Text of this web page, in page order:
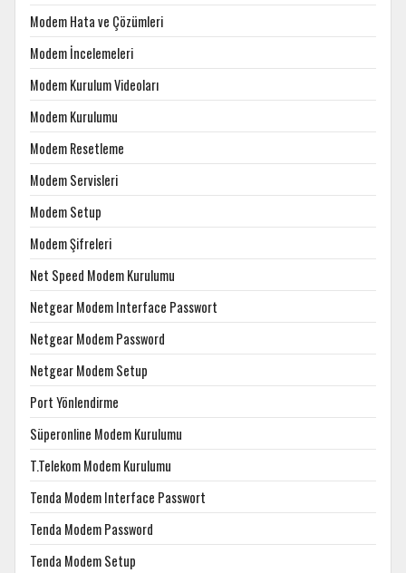
Modem Hata ve Çözümleri
Modem İncelemeleri
Modem Kurulum Videoları
Modem Kurulumu
Modem Resetleme
Modem Servisleri
Modem Setup
Modem Şifreleri
Net Speed Modem Kurulumu
Netgear Modem Interface Passwort
Netgear Modem Password
Netgear Modem Setup
Port Yönlendirme
Süperonline Modem Kurulumu
T.Telekom Modem Kurulumu
Tenda Modem Interface Passwort
Tenda Modem Password
Tenda Modem Setup